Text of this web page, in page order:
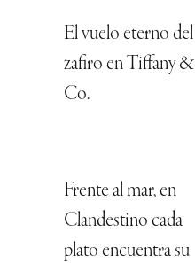
El vuelo eterno del
zafiro en Tiffany &
Co.
Frente al mar, en
Clandestino cada
plato encuentra su